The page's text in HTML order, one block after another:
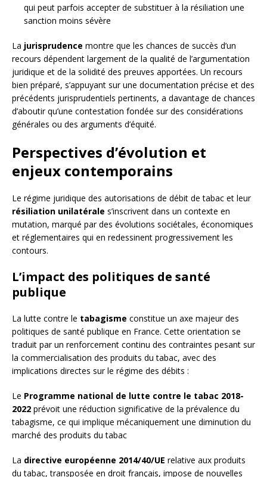
qui peut parfois accepter de substituer à la résiliation une
sanction moins sévère
La jurisprudence montre que les chances de succès d’un
recours dépendent largement de la qualité de l’argumentation
juridique et de la solidité des preuves apportées. Un recours
bien préparé, s’appuyant sur une documentation précise et des
précédents jurisprudentiels pertinents, a davantage de chances
d’aboutir qu’une contestation fondée sur des considérations
générales ou des arguments d’équité.
Perspectives d’évolution et
enjeux contemporains
Le régime juridique des autorisations de débit de tabac et leur
résiliation unilatérale s’inscrivent dans un contexte en
mutation, marqué par des évolutions sociétales, économiques
et réglementaires qui en redessinent progressivement les
contours.
L’impact des politiques de santé
publique
La lutte contre le tabagisme constitue un axe majeur des
politiques de santé publique en France. Cette orientation se
traduit par un renforcement continu des contraintes pesant sur
la commercialisation des produits du tabac, avec des
implications directes sur le régime des débits :
Le Programme national de lutte contre le tabac 2018-
2022 prévoit une réduction significative de la prévalence du
tabagisme, ce qui implique mécaniquement une diminution du
marché des produits du tabac
La directive européenne 2014/40/UE relative aux produits
du tabac, transposée en droit français, impose de nouvelles